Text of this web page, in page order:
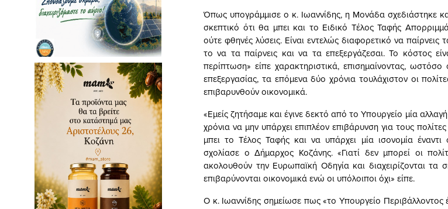
Όπως υπογράμμισε ο κ. Ιωαννίδης, η Μονάδα σχεδιάστηκε
σκεπτικό ότι θα μπει και το Ειδικό Τέλος Ταφής
ούτε φθηνές λύσεις. Είναι εντελώς διαφορετικό να
το να τα παίρνεις και να τα επεξεργάζεσαι. Το κόστος
περίπτωση» είπε χαρακτηριστικά, επισημαίνοντας,
επεξεργασίας, τα επόμενα δύο χρόνια τουλάχιστον οι
επιβαρυνθούν οικονομικά.
«Εμείς ζητήσαμε και έγινε δεκτό από το Υπουργείο μία
χρόνια να μην υπάρχει επιπλέον επιβάρυνση για τους
μπει το Τέλος Ταφής και να υπάρχει μία ισονομία
σχολίασε ο Δήμαρχος Κοζάνης. «Γιατί δεν μπορεί οι
ακολουθούν την Ευρωπαϊκή Οδηγία και διαχειρίζονται τα
επιβαρύνονται οικονομικά ενώ οι υπόλοιποι όχι» είπε.
Ο κ. Ιωαννίδης σημείωσε πως «το Υπουργείο Περιβάλλοντος